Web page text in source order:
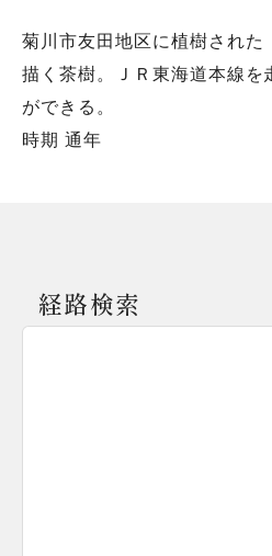
菊川市友田地区に植樹された
描く茶樹。ＪＲ東海道本線を
ができる。
時期 通年
経路検索